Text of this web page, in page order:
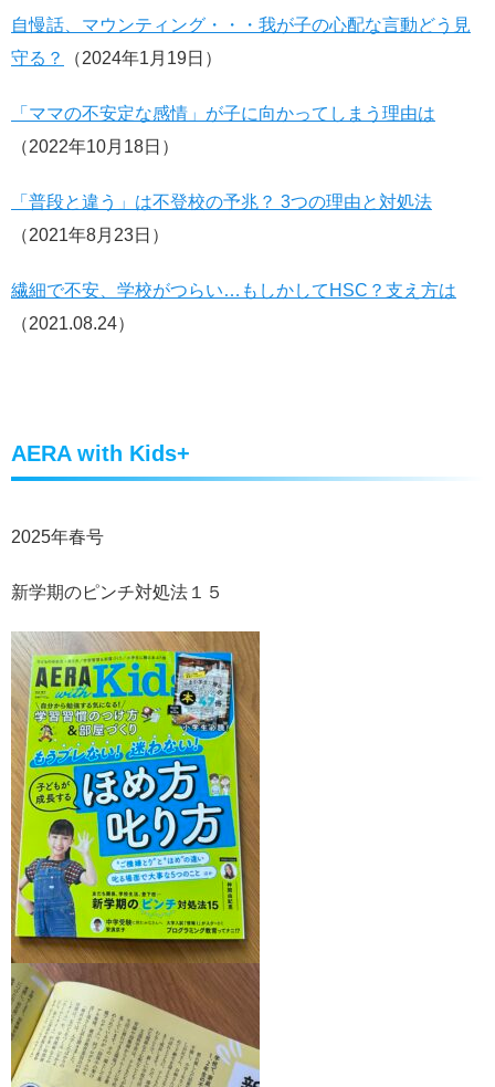
自慢話、マウンティング・・・我が子の心配な言動どう見
守る？
（2024年1月19日）
「ママの不安定な感情」が子に向かってしまう理由は
（2022年10月18日）
「普段と違う」は不登校の予兆？ 3つの理由と対処法
（2021年8月23日）
繊細で不安、学校がつらい…もしかしてHSC？支え方は
（2021.08.24）
AERA with Kids+
2025年春号
新学期のピンチ対処法１５